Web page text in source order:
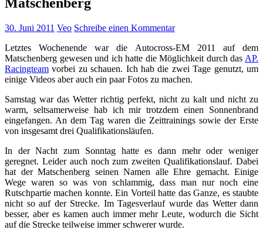
30. Juni 2011 Veo Schreibe einen Kommentar
Letztes Wochenende war die Autocross-EM 2011 auf dem
Matschenberg gewesen und ich hatte die Möglichkeit durch das AP.
Racingteam vorbei zu schauen. Ich hab die zwei Tage genutzt, um
einige Videos aber auch ein paar Fotos zu machen.
Samstag war das Wetter richtig perfekt, nicht zu kalt und nicht zu
warm, seltsamerweise hab ich mir trotzdem einen Sonnenbrand
eingefangen. An dem Tag waren die Zeittrainings sowie der Erste
von insgesamt drei Qualifikationsläufen.
In der Nacht zum Sonntag hatte es dann mehr oder weniger
geregnet. Leider auch noch zum zweiten Qualifikationslauf. Dabei
hat der Matschenberg seinen Namen alle Ehre gemacht. Einige
Wege waren so was von schlammig, dass man nur noch eine
Rutschpartie machen konnte. Ein Vorteil hatte das Ganze, es staubte
nicht so auf der Strecke. Im Tagesverlauf wurde das Wetter dann
besser, aber es kamen auch immer mehr Leute, wodurch die Sicht
auf die Strecke teilweise immer schwerer wurde.